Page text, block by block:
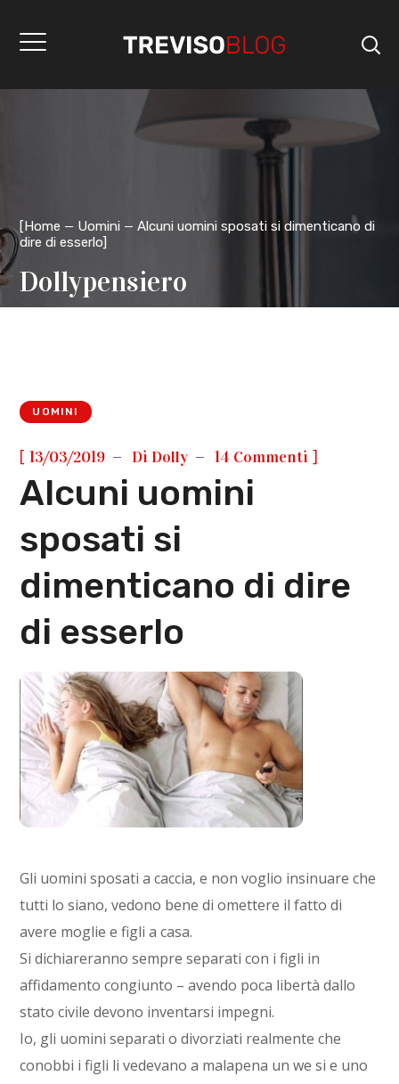
[Home Uomini
Alcuni uomini sposati si dimenticano di
dire di esserlo]
Dollypensiero
UOMINI
[13/03/2019 DiDolly 14 Commenti ]
Alcuni uomini
sposati si
dimenticano di dire
di esserlo
Gli uomini sposati a caccia, e non voglio insinuare che
tutti lo siano, vedono bene di omettere il fatto di
avere moglie e figli a casa.
Si dichiareranno sempre separati con i figli in
affidamento congiunto – avendo poca libertà dallo
stato civile devono inventarsi impegni.
Io, gli uomini separati o divorziati realmente che
conobbi i figli li vedevano a malapena un we si e uno